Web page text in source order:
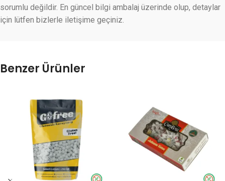
sorumlu değildir. En güncel bilgi ambalaj üzerinde olup, detaylar
için lütfen bizlerle iletişime geçiniz.
Benzer Ürünler